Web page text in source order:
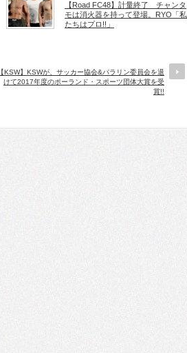
【Road FC48】計量終了 チャンタ
モは消火器を持って登場。RYO「私
たちはプロ!!」
【KSW】KSWが、サッカー協会&パラリン委員会を退
けて2017年度のポーランド・スポーツ団体大賞を受
賞!!